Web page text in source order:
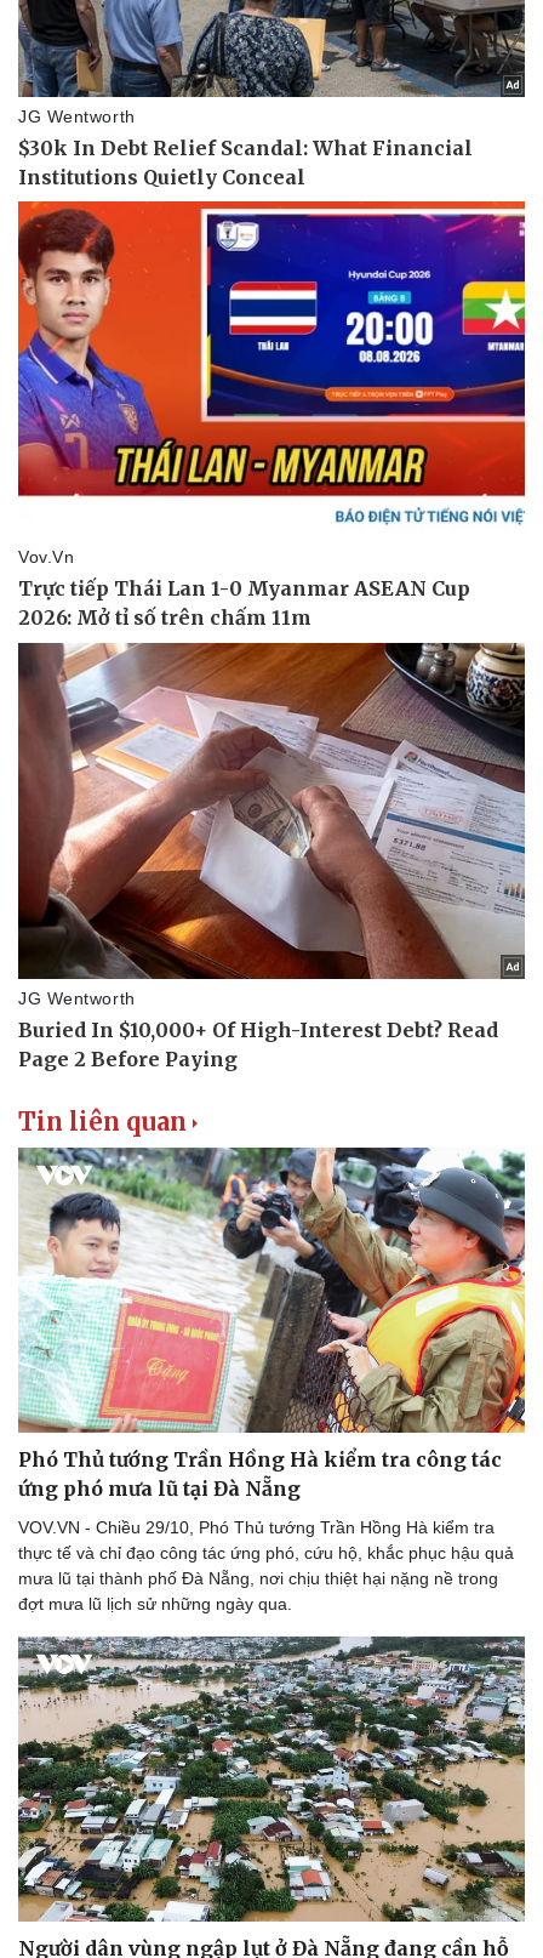
Doanh nghiệp
Thông tin doanh nghiệp
Doanh nghiệp 24h
Doanh nhân
Vì cộng đồng
Sành điệu
Tin Công nghệ
Trải nghiệm
Chuyển đổi số
Sức khỏe
Dinh dưỡng - món ngon
Cây thuốc
Sản phụ khoa
Nhi khoa
Nam khoa
Đời sống
Nhà đẹp
Blog
Tình yêu - Gia đình
Tin liên quan
Phó Thủ tướng Trần Hồng Hà kiểm tra công tác
ứng phó mưa lũ tại Đà Nẵng
VOV.VN - Chiều 29/10, Phó Thủ tướng Trần Hồng Hà kiểm tra
thực tế và chỉ đạo công tác ứng phó, cứu hộ, khắc phục hậu quả
mưa lũ tại thành phố Đà Nẵng, nơi chịu thiệt hại nặng nề trong
đợt mưa lũ lịch sử những ngày qua.
Người dân vùng ngập lụt ở Đà Nẵng đang cần hỗ